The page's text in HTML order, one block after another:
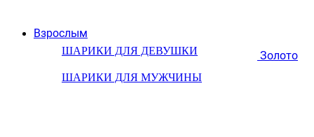
Взрослым
ШАРИКИ ДЛЯ ДЕВУШКИ
ШАРИКИ ДЛЯ МУЖЧИНЫ
Золото